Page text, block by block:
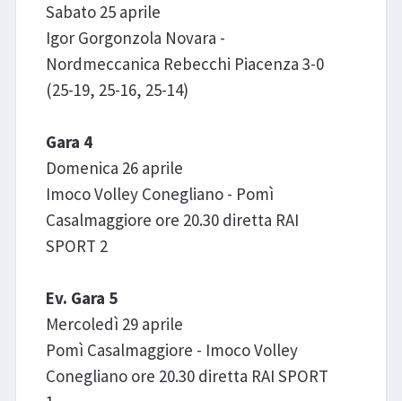
Sabato 25 aprile
Igor Gorgonzola Novara -
Nordmeccanica Rebecchi Piacenza 3-0
(25-19, 25-16, 25-14)
Gara 4
Domenica 26 aprile
Imoco Volley Conegliano - Pomì
Casalmaggiore ore 20.30 diretta RAI
SPORT 2
Ev. Gara 5
Mercoledì 29 aprile
Pomì Casalmaggiore - Imoco Volley
Conegliano ore 20.30 diretta RAI SPORT